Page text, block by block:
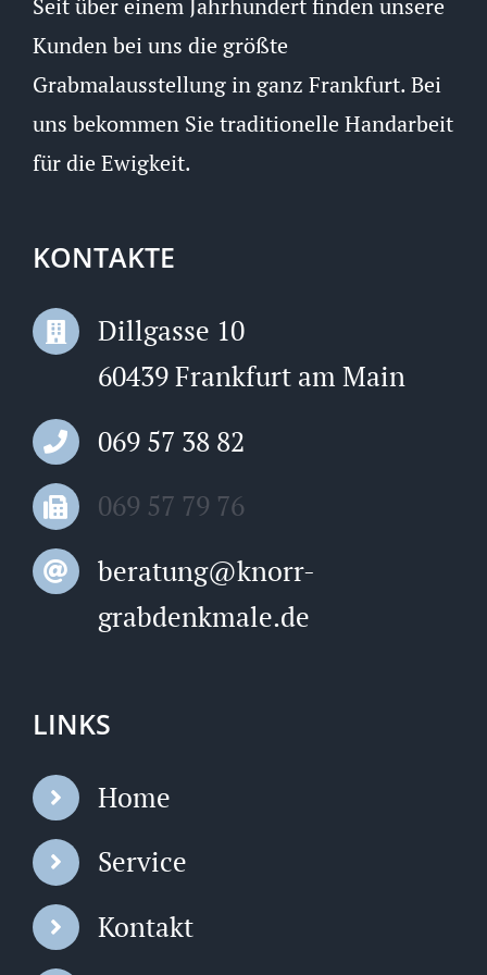
Seit über einem Jahrhundert finden unsere
Kunden bei uns die größte
Grabmalausstellung in ganz Frankfurt. Bei
uns bekommen Sie traditionelle Handarbeit
für die Ewigkeit.
KONTAKTE
Dillgasse 10
60439 Frankfurt am Main
069 57 38 82
069 57 79 76
beratung@knorr-
grabdenkmale.de
LINKS
Home
Service
Kontakt